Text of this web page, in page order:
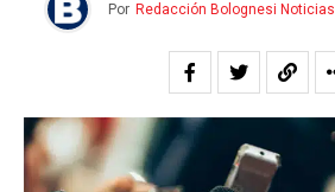
Por Redacción Bolognesi Noticias